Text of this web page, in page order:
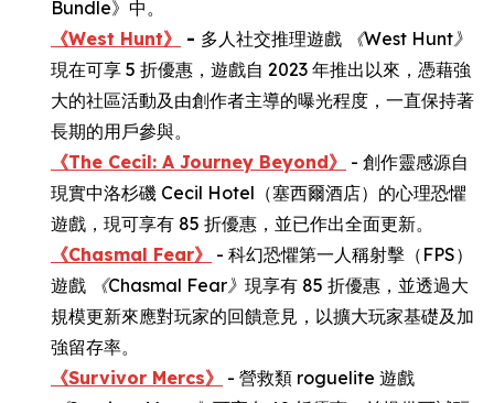
Bundle》中。
《West Hunt》
- 多人社交推理遊戲 《West Hunt》
現在可享 5 折優惠，遊戲自 2023 年推出以來，憑藉強
大的社區活動及由創作者主導的曝光程度，一直保持著
長期的用戶參與。
《The Cecil: A Journey Beyond》
- 創作靈感源自
現實中洛杉磯 Cecil Hotel（塞西爾酒店）的心理恐懼
遊戲，現可享有 85 折優惠，並已作出全面更新。
《Chasmal Fear》
- 科幻恐懼第一人稱射擊（FPS）
遊戲
《Chasmal Fear》 現享有 85 折優惠，並透過大
規模更新來應對玩家的回饋意見，以擴大玩家基礎及加
強留存率。
《Survivor Mercs》
- 營救類 roguelite 遊戲